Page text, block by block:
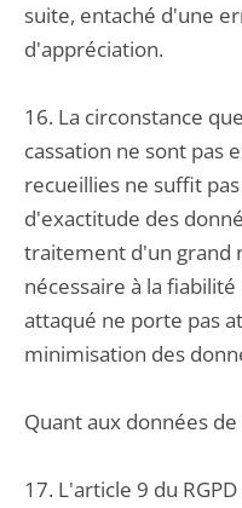
suite, entaché d'une
d'appréciation.
16. La circonstance
cassation ne sont pas
recueillies ne suffit
d'exactitude des
traitement d'un grand
nécessaire à la
attaqué ne porte pas
minimisation des
Quant aux données de
17. L'article 9 du